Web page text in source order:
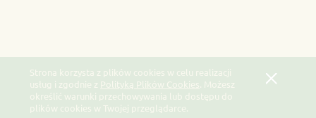
Strona korzysta z plików cookies w celu realizacji
usług i zgodnie z Polityką Plików Cookies . Możesz
określić warunki przechowywania lub dostępu do
plików cookies w Twojej przeglądarce.